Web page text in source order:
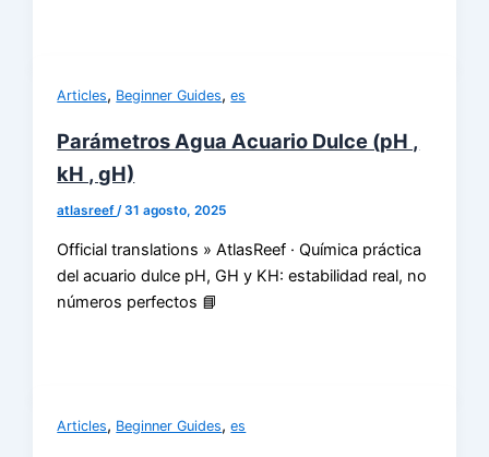
Articles, Beginner Guides,es
Parámetros Agua Acuario Dulce (pH ,
kH , gH)
atlasreef/31 agosto, 2025
Official translations » AtlasReef · Química práctica
del acuario dulce pH, GH y KH: estabilidad real, no
números perfectos 📘
Articles, Beginner Guides,es